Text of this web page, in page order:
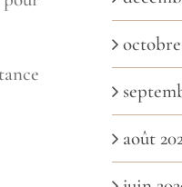
octobre
août